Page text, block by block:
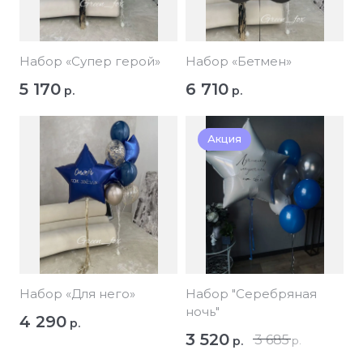
Набор «Супер герой»
5 170 р.
Набор «Бетмен»
6 710 р.
Набор «Для него»
4 290 р.
Акция
Набор "Серебряная
ночь"
3 685 р.
3 520 р.